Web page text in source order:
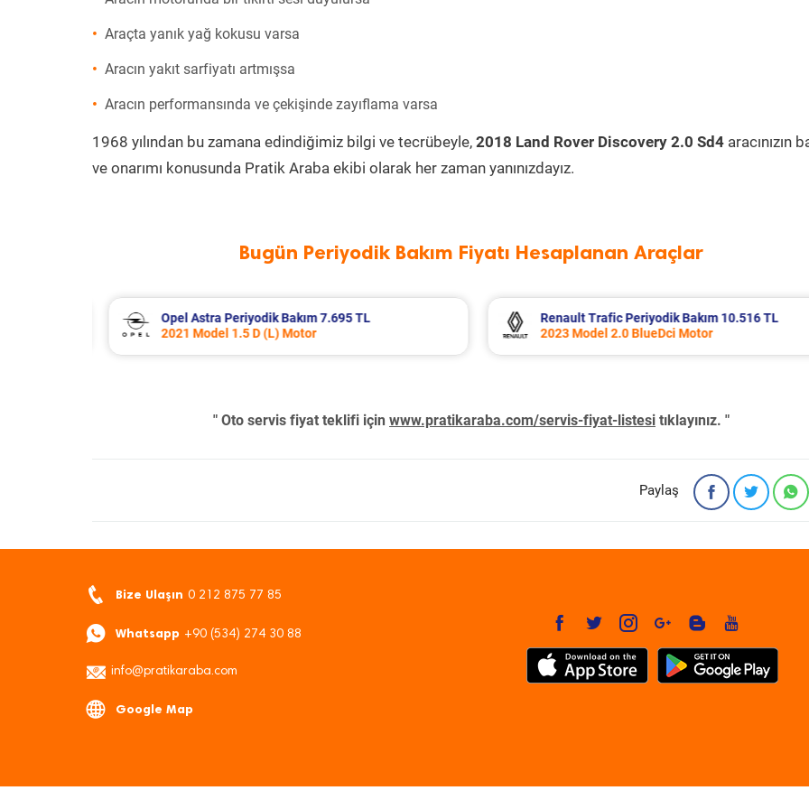
Araçta yanık yağ kokusu varsa
Aracın yakıt sarfiyatı artmışsa
Aracın performansında ve çekişinde zayıflama varsa
1968 yılından bu zamana edindiğimiz bilgi ve tecrübeyle, 2018 Land Rover Discovery 2.0 Sd4 aracınızın
ve onarımı konusunda Pratik Araba ekibi olarak her zaman yanınızdayız.
Bugün Periyodik Bakım Fiyatı Hesaplanan Araçlar
Renault Trafic Periyodik Bakım 10.516 TL
2023 Model 2.0 BlueDci Motor
Opel Corsa Periyodik Bakım 7.133 TL
2015 Model 1.2 Motor
" Oto servis fiyat teklifi için www.pratikaraba.com/servis-fiyat-listesi tıklayınız. "
Paylaş
Bize Ulaşın 0 212 875 77 85
Whatsapp +90 (534) 274 30 88
info@pratikaraba.com
Google Map